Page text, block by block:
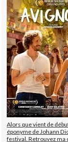
Alors que vient de
éponyme de Johann
festival. Retrouvez ma